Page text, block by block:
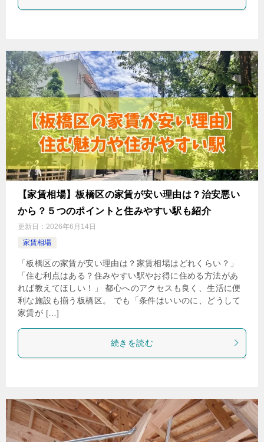
【家賃相場】板橋区の家賃が安い理由は？治安悪い
から？５つのポイントと住みやすい駅も紹介
更新日： 2026年6月14日
家賃相場
「板橋区の家賃が安い理由は？家賃相場はどれくらい？」
「住む利点はある？住みやすい駅やお得に住める方法があ
れば教えてほしい！」 都心へのアクセスも良く、生活に便
利な施設も揃う板橋区。 でも「条件はいいのに、どうして
家賃が […]
続きを読む